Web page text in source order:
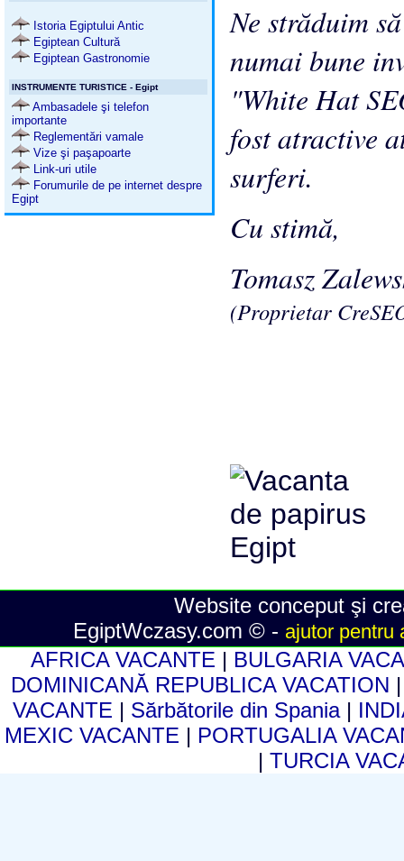
Istoria Egiptului Antic
Egiptean Cultură
Egiptean Gastronomie
INSTRUMENTE TURISTICE - Egipt
Ambasadele şi telefon
importante
Reglementări vamale
Vize şi paşapoarte
Link-uri utile
Forumurile de pe internet despre
Egipt
Ne străduim
numai bune
"White Hat
fost atractive
surferi.
Cu stimă,
Tomasz
(Proprietar
Website conceput şi
EgiptWczasy.com © - ajutor pentru
AFRICA VACANTE | BULGARIA
DOMINICANĂ REPUBLICA VACATION
VACANTE | Sărbătorile din Spania |
MEXIC VACANTE | PORTUGALIA
| TURCIA